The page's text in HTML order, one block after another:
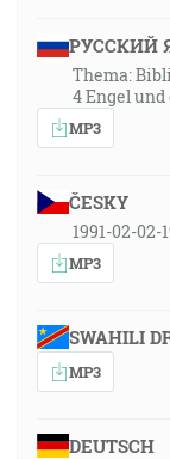
РУССКИЙ
Thema:
4 Engel und
MP3
ČESKY
1991-02-02-
MP3
SWAHILI
MP3
DEUTSCH